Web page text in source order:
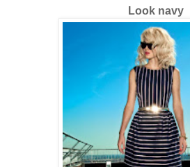
Look navy